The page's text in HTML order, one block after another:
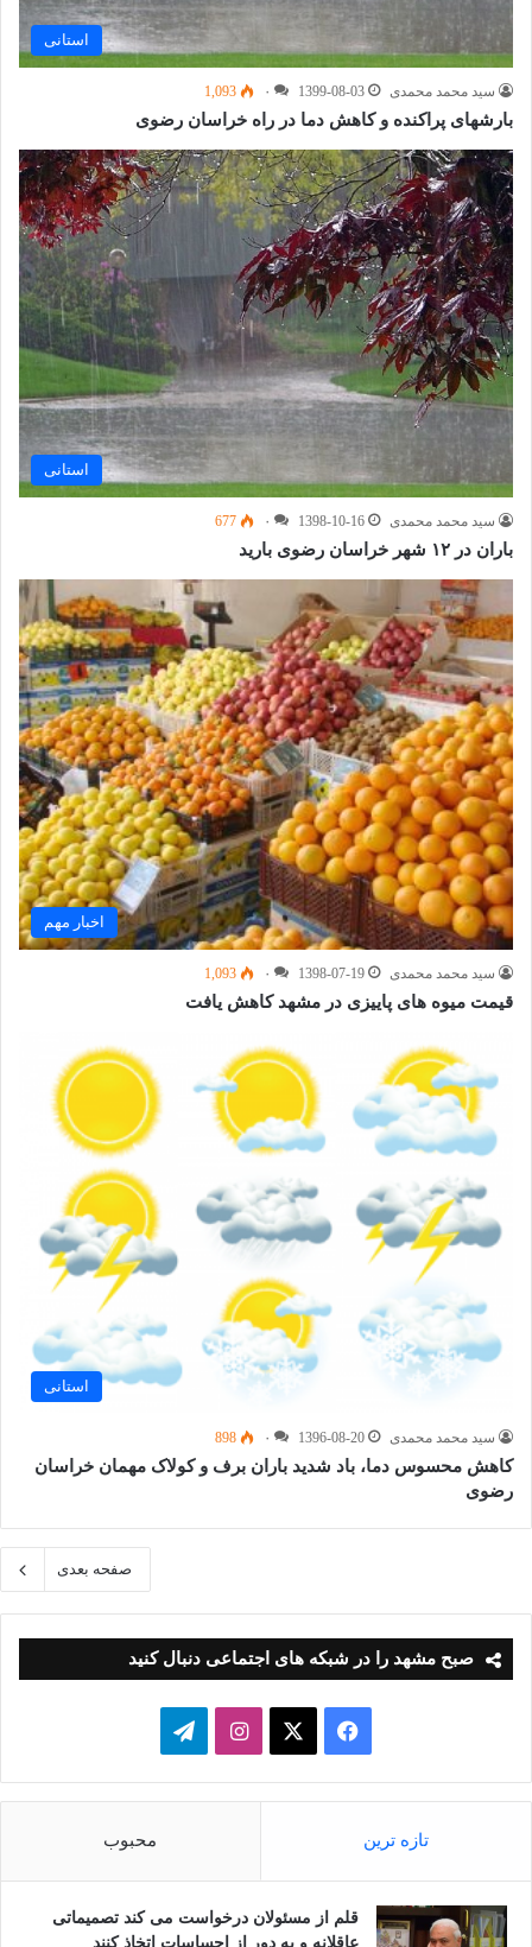
استانی
سید محمد محمدی 1399-08-03 ۰ 1,093
بارشهای پراکنده و کاهش دما در راه خراسان رضوی
استانی
سید محمد محمدی 1398-10-16 ۰ 677
باران در ۱۲ شهر خراسان رضوی بارید
اخبار مهم
سید محمد محمدی 1398-07-19 ۰ 1,093
قیمت میوه های پاییزی در مشهد کاهش یافت
استانی
سید محمد محمدی 1396-08-20 ۰ 898
کاهش محسوس دما، باد شدید باران برف و کولاک مهمان خراسان
رضوی
صفحه بعدی
صبح مشهد را در شبکه های اجتماعی دنبال کنید
فیسبوک ایکساینستاگرامتلگرام
تازه ترین محبوب
قلم از مسئولان درخواست می کند تصمیماتی
عاقلانه و به دور از احساسات اتخاذ کنند